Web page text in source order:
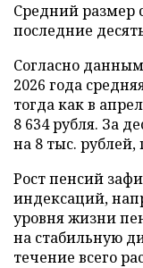
Средний размер
последние
Согласно
2026 года
тогда как в
8 634 рубля. За
на 8 тыс. рублей,
Рост пенсий
индексаций,
уровня жизни
на стабильную
течение всего